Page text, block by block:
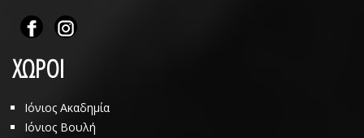
ΧΩΡΟΙ
Ιόνιος Ακαδημία
Ιόνιος Βουλή